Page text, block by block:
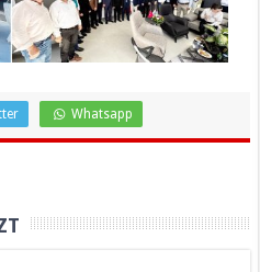
Whatsapp